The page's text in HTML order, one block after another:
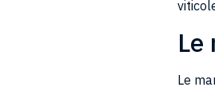
Le